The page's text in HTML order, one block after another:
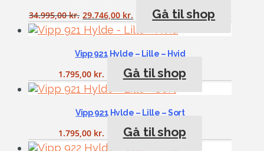
34.995,00kr. 29.746,00 kr. Gå til shop
Vipp 921 Hylde – Lille – Hvid
1.795,00 kr. Gå til shop
Vipp 921 Hylde – Lille – Sort
1.795,00 kr. Gå til shop